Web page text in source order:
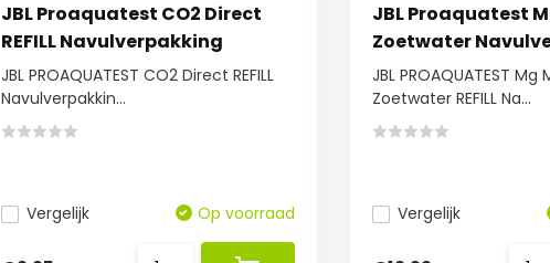
JBL Proaquatest CO2 Direct
REFILL Navulverpakking
JBL PROAQUATEST CO2 Direct REFILL
Navulverpakkin...
Vergelijk Op voorraad
JBL Proaquatest
Zoetwater
JBL PROAQUATEST
Zoetwater REFILL Na...
Vergelijk